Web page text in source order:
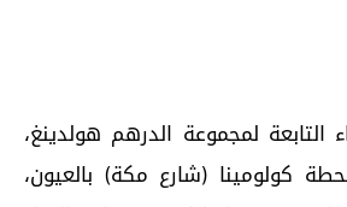
لمجموعة الدرهم هولدينغ،
كولومينا (شارع مكة) بالعيون،